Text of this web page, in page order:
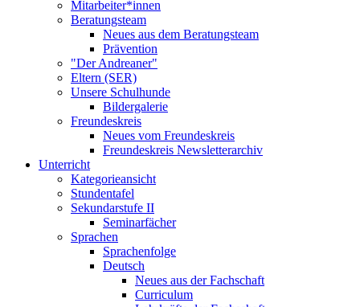
Mitarbeiter*innen
Beratungsteam
Neues aus dem Beratungsteam
Prävention
"Der Andreaner"
Eltern (SER)
Unsere Schulhunde
Bildergalerie
Freundeskreis
Neues vom Freundeskreis
Freundeskreis Newsletterarchiv
Unterricht
Kategorieansicht
Stundentafel
Sekundarstufe II
Seminarfächer
Sprachen
Sprachenfolge
Deutsch
Neues aus der Fachschaft
Curriculum